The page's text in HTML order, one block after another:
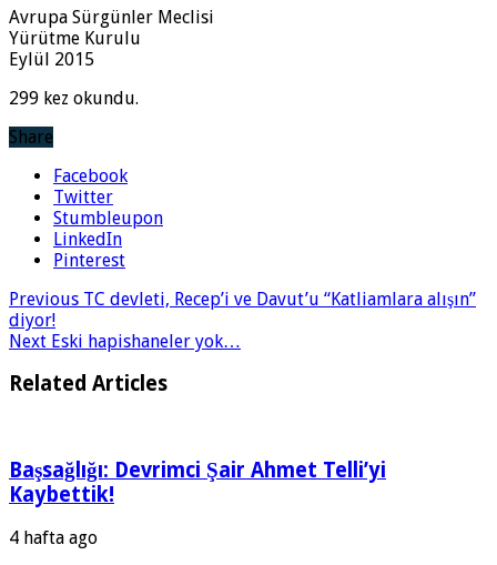
Avrupa Sürgünler Meclisi
Yürütme Kurulu
Eylül 2015
299 kez okundu.
Share
Facebook
Twitter
Stumbleupon
LinkedIn
Pinterest
Previous TC devleti, Recep’i ve Davut’u “Katliamlara alışın”
diyor!
Next Eski hapishaneler yok…
Related Articles
Başsağlığı: Devrimci Şair Ahmet Telli’yi
Kaybettik!
4 hafta ago